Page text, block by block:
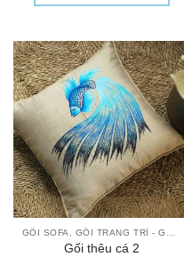
Gối thêu cá 2